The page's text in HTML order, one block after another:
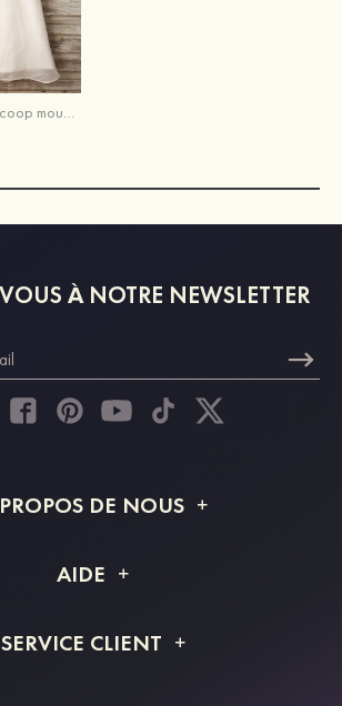
Trapèze/princesse scoop mousseline dentelle longueur mollet robe de fille de fleur
À NOTRE NEWSLETTER
DE NOUS
Livraison
AIDE
Retour et remboursement
SERVICE CLIENT